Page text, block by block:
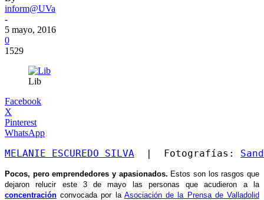
inform@UVa
-
5 mayo, 2016
0
1529
Lib
Facebook
X
Pinterest
WhatsApp
MELANIE ESCUREDO SILVA |  Fotografías:
Pocos, pero emprendedores y apasionados. Estos son los rasgos que
dejaron relucir este 3 de mayo las personas que acudieron a la
concentración convocada por la Asociación de la Prensa de Valladolid